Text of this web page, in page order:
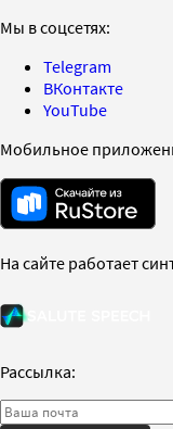
Мы в соцсетях:
Telegram
ВКонтакте
YouTube
Мобильное
На сайте работает
Рассылка: